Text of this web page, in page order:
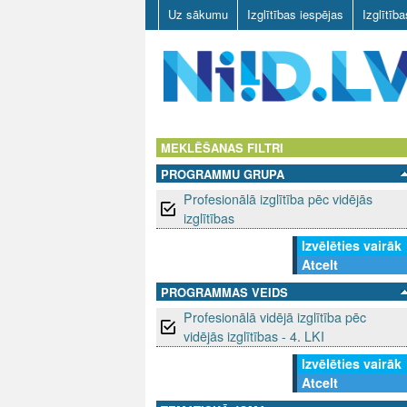
Uz sākumu Izglītības iespējas
D
L
MEKLĒŠANAS FILTRI
PROGRAMMU GRUPA
Profesionālā izglītība pēc vidējās
izglītības
Izvēlēties vairāk
Atcelt
PROGRAMMAS VEIDS
Profesionālā vidējā izglītība pēc
vidējās izglītības - 4. LKI
Izvēlēties vairāk
Atcelt